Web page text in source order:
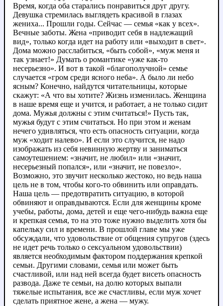
Время, когда оба старались понравиться друг другу.
Девушка стремилась выглядеть красивой в глазах
жениха... Прошли годы. Сейчас — семья «как у всех».
Вечные заботы. Жена «приводит себя в надлежащий
вид», только когда идет на работу или «выходит в свет».
Дома можно расслабиться, «быть собой», «муж меня и
так узнает!» Думать о романтике «уже как-то
несерьезно». И вот в такой «благополучной» семье
случается «гром среди ясного неба». А было ли небо
ясным? Конечно, найдутся читательницы, которые
скажут: «А что вы хотите? Жизнь изменилась. Женщина
в наше время еще и учится, и работает, а не только сидит
дома. Мужья должны с этим считаться!» Пусть так,
мужья будут с этим считаться. Но при этом и женам
нечего удивляться, что есть опасность ситуации, когда
муж «ходит налево». И если это случится, не надо
изображать из себя невинную жертву и заниматься
самоутешением: «значит, не любил» или «значит,
несерьезный попался», или «значит, не повезло».
Возможно, это звучит несколько жестоко, но ведь наша
цель не в том, чтобы кого-то обвинить или оправдать.
Наша цель — предотвратить ситуацию, в которой
обвиняют и оправдываются. Если для женщины кроме
учебы, работы, дома, детей и еще чего-нибудь важна еще
и крепкая семья, то на это тоже нужно выделить хотя бы
капельку сил и времени. В прошлой главе мы уже
обсуждали, что удовольствие от общения супругов (здесь
не идет речь только о сексуальном удовольствии)
является необходимым фактором поддержания крепкой
семьи. Другими словами, семья или может быть
счастливой, или над ней всегда будет висеть опасность
развода. Даже те семьи, на долю которых выпали
тяжелые испытания, все же счастливы, если муж хочет
сделать приятное жене, а жена — мужу.